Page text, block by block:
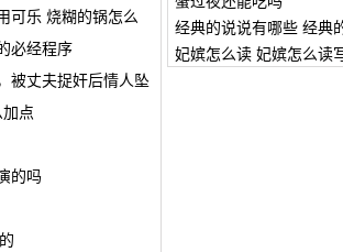
可乐 烧糊的锅怎么
必经程序
被丈夫捉奸后情人坠
点
的吗
经典的说说有哪些 经典
妃嫔怎么读 妃嫔怎么读